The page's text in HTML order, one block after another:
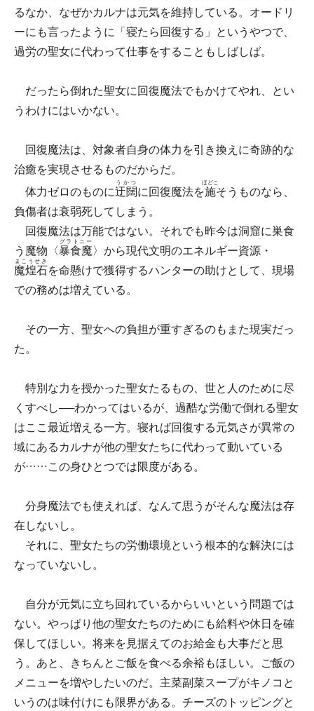
るなか、なぜかカルナは元気を維持している。オードリ
ーにも言ったように「寝たら回復する」というやつで、
過労の聖女に代わって仕事をすることもしばしば。
だったら倒れた聖女に回復魔法でもかけてやれ、とい
うわけにはいかない。
回復魔法は、対象者自身の体力を引き換えに奇跡的な
治癒を実現させるものだからだ。
体力ゼロのものに迂闊
うかつ
に回復魔法を施
ほどこ
そうものなら、
負傷者は衰弱死してしまう。
回復魔法は万能ではない。それでも昨今は洞窟に巣食
う魔物〈暴食魔
グラトニー
〉から現代文明のエネルギー資源・
魔煌石
まこうせき
を命懸けで獲得するハンターの助けとして、現場
での務めは増えている。
その一方、聖女への負担が重すぎるのもまた現実だっ
た。
特別な力を授かった聖女たるもの、世と人のために尽
くすべし──わかってはいるが、過酷な労働で倒れる聖女
はここ最近増える一方。寝れば回復する元気さが異常の
域にあるカルナが他の聖女たちに代わって動いている
が……この身ひとつでは限度がある。
分身魔法でも使えれば、なんて思うがそんな魔法は存
在しないし。
それに、聖女たちの労働環境という根本的な解決には
なっていないし。
自分が元気に立ち回れているからいいという問題では
ない。やっぱり他の聖女たちのためにも給料や休日を確
保してほしい。将来を見据えてのお給金も大事だと思
う。あと、きちんとご飯を食べる余裕もほしい。ご飯の
メニューを増やしたいのだ。主菜副菜スープがキノコと
いうのは味付けにも限界がある。チーズのトッピングと